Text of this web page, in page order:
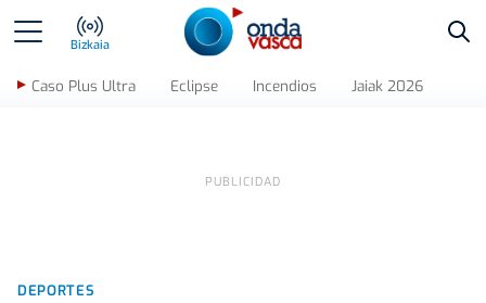
Bizkaia
Caso Plus Ultra Eclipse Incendios Jaiak 2026
DEPORTES